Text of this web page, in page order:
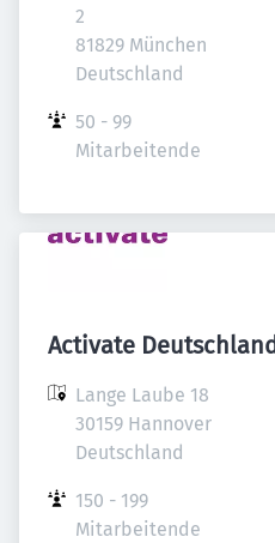
2
81829 München
Deutschland
50 - 99
Mitarbeitende
Activate
Lange Laube 18
30159 Hannover
Deutschland
150 - 199
Mitarbeitende